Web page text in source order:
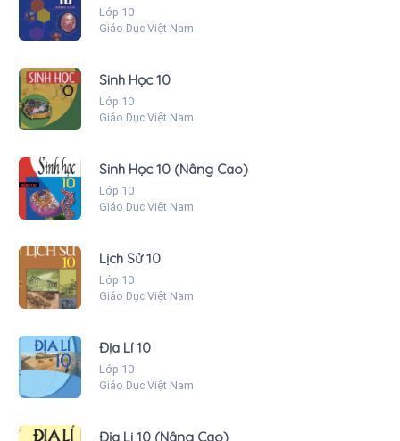
Lớp 10
Giáo Dục Việt Nam
Sinh Học 10
Lớp 10
Giáo Dục Việt Nam
Sinh Học 10 (Nâng Cao)
Lớp 10
Giáo Dục Việt Nam
Lịch Sử 10
Lớp 10
Giáo Dục Việt Nam
Địa Lí 10
Lớp 10
Giáo Dục Việt Nam
Địa Li 10 (Nâng Cao)